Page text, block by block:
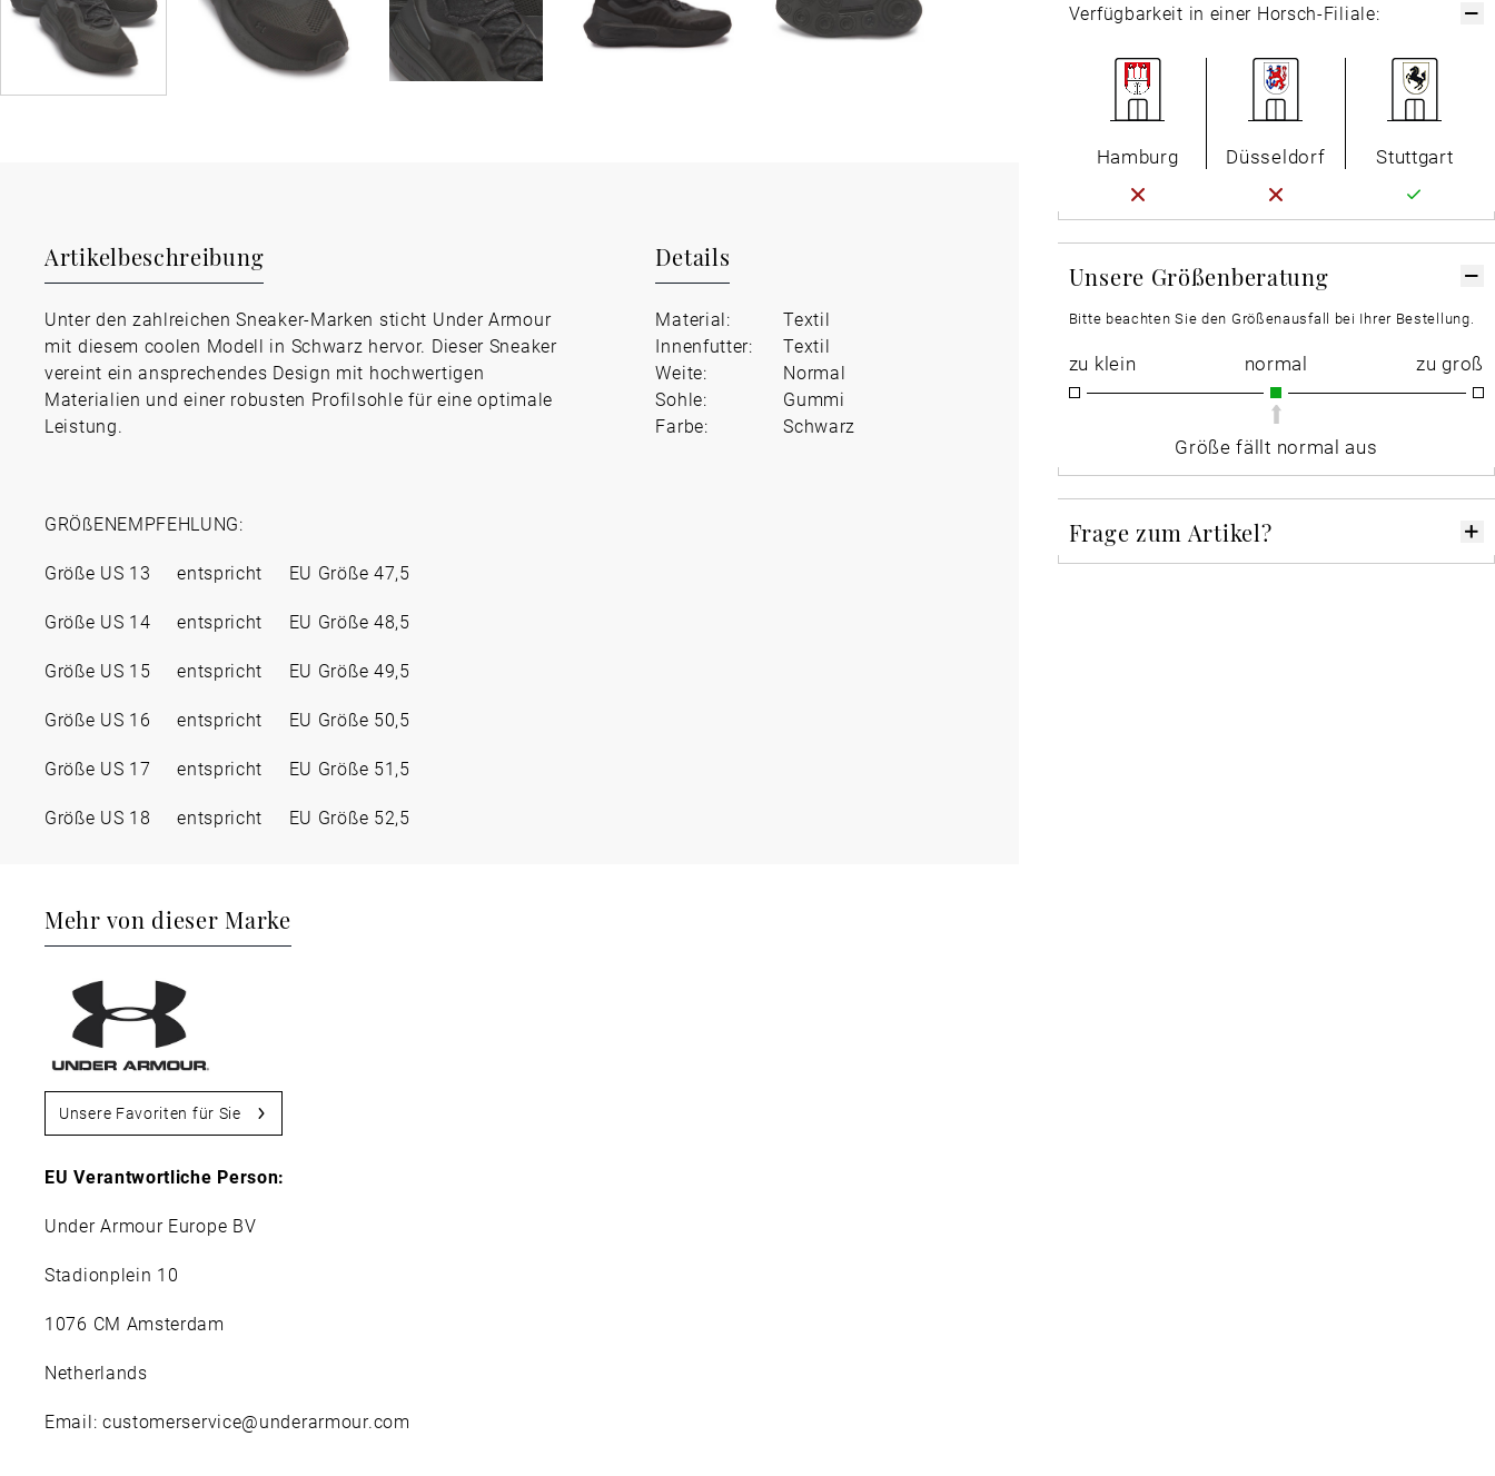
Artikelbeschreibung
Unter den zahlreichen Sneaker-Marken sticht Under Armour
mit diesem coolen Modell in Schwarz hervor. Dieser Sneaker
vereint ein ansprechendes Design mit hochwertigen
Materialien und einer robusten Profilsohle für eine optimale
Leistung.
GRÖßENEMPFEHLUNG:
Größe US 13 entspricht EU Größe 47,5
Größe US 14 entspricht EU Größe 48,5
Größe US 15 entspricht EU Größe 49,5
Größe US 16 entspricht EU Größe 50,5
Größe US 17 entspricht EU Größe 51,5
Größe US 18 entspricht EU Größe 52,5
Details
Material:
Textil
Innenfutter:
Textil
Weite:
Normal
Sohle:
Gummi
Farbe:
Schwarz
Mehr von dieser Marke
Unsere Favoriten für Sie
EU Verantwortliche Person:
Under Armour Europe BV
Stadionplein 10
1076 CM Amsterdam
Netherlands
Email: customerservice@underarmour.com
Verfügbarkeit in einer Horsch-Filiale:
Hamburg Düsseldorf Stuttgart
Unsere Größenberatung
Bitte beachten Sie den Größenausfall bei Ihrer Bestellung.
zu klein normal zu groß
Größe fällt normal aus
Frage zum Artikel?